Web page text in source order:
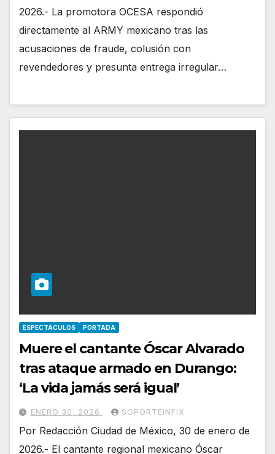
2026.- La promotora OCESA respondió
directamente al ARMY mexicano tras las
acusaciones de fraude, colusión con
revendedores y presunta entrega irregular…
ESPECTÁCULOS PORTADA
Muere el cantante Óscar Alvarado
tras ataque armado en Durango:
‘La vida jamás será igual’
ENERO 30, 2026 SOPORTEINFIX
Por Redacción Ciudad de México, 30 de enero de
2026.- El cantante regional mexicano Óscar